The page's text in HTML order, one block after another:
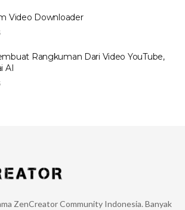
Video Downloader
Rangkuman Dari Video YouTube,
AI
ZenCreator Community Indonesia. Banyak